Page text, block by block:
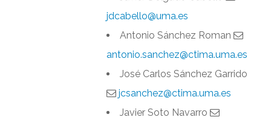
jdcabello@uma.es
Antonio Sánchez Roman
antonio.sanchez@ctima.uma.es
José Carlos Sánchez Garrido
jcsanchez@ctima.uma.es
Javier Soto Navarro